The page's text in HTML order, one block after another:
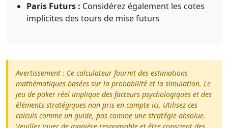
Paris Futurs : Considérez également les cotes
implicites des tours de mise futurs
Avertissement : Ce calculateur fournit des estimations
mathématiques basées sur la probabilité et la simulation. Le
jeu de poker réel implique des facteurs psychologiques et des
éléments stratégiques non pris en compte ici. Utilisez ces
calculs comme un guide, pas comme une stratégie absolue.